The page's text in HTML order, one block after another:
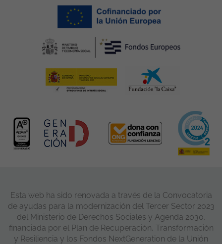
Esta web ha sido renovada a través de la Convocatoria
de ayudas para la modernización del Tercer Sector 2023
del Ministerio de Derechos Sociales y Agenda 2030,
financiada por el Plan de Recuperación, Transformación
y Resiliencia y los Fondos NextGeneration de la Unión